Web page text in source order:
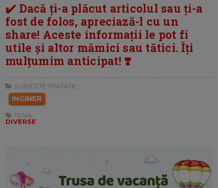
✔️ Dacă ți-a plăcut articolul sau ți-a
fost de folos, apreciază-l cu un
share! Aceste informații le pot fi
utile și altor mămici sau tătici. Îți
mulțumim anticipat! ❣️
SUBIECTE TRATATE:
INGINER
TEMA:
DIVERSE